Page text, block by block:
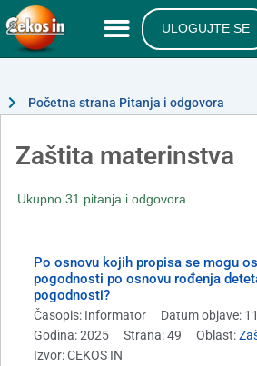
ULOGUJTE SE
Početna strana Pitanja i odgovora
Zaštita materinstva
Ukupno 31 pitanja i odgovora
Po osnovu kojih propisa se mogu
pogodnosti po osnovu rođenja
pogodnosti?
Časopis: Informator Datum objave:
Godina: 2025
Strana: 49 Oblast:
Izvor: CEKOS IN